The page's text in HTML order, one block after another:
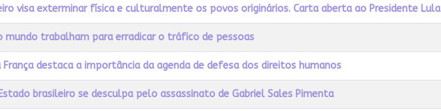
visa exterminar física e culturalmente os povos originários. Carta aberta ao Presidente Lula
mundo trabalham para erradicar o tráfico de pessoas
França destaca a importância da agenda de defesa dos direitos humanos
brasileiro se desculpa pelo assassinato de Gabriel Sales Pimenta